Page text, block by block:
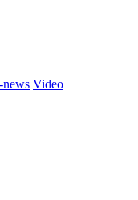
news Video